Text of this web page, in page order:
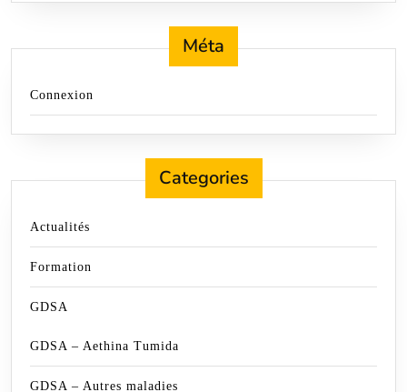
Méta
Connexion
Categories
Actualités
Formation
GDSA
GDSA – Aethina Tumida
GDSA – Autres maladies